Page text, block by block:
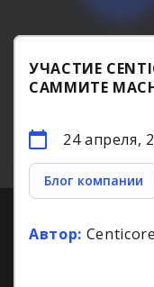
УЧАСТИЕ
САММИТЕ
24 апреля,
Блог компании
Автор: